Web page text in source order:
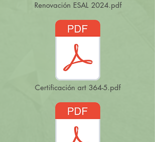
Renovación ESAL 2024.pdf
Certificación art 364-5.pdf